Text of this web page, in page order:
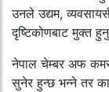
उनले उद्यम,
दृष्टिकोणबाट मुक्त
नेपाल चेम्बर अफ
सुनेर हुन्छ भन्ने तर